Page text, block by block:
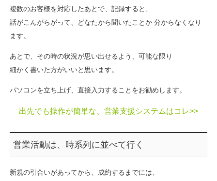
複数のお客様を対応したあとで、記録すると、
話がこんがらがって、どなたから聞いたことか 分からなくなり
ます。
あとで、その時の状況が思い出せるよう、可能な限り
細かく書いた方がいいと思います。
パソコンを立ち上げ、直接入力することをお勧めします。
出先でも操作が簡単な、営業支援システムはコレ>>
営業活動は、時系列に並べて行く
新規の引合いがあってから、成約するまでには、